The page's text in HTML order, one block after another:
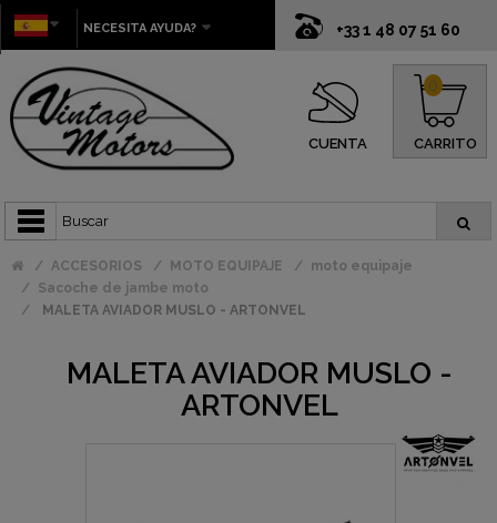
+33 1 48 07 51 60
NECESITA AYUDA?
CUENTA CARRITO
0
ACCESORIOS MOTO EQUIPAJE
moto equipaje
Sacoche de jambe moto
MALETA AVIADOR MUSLO - ARTONVEL
MALETA AVIADOR MUSLO -
ARTONVEL